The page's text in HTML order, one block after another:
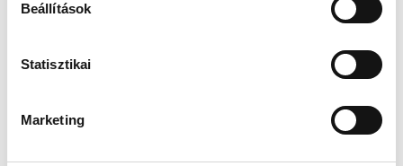
Beállítások
Statisztikai
Marketing